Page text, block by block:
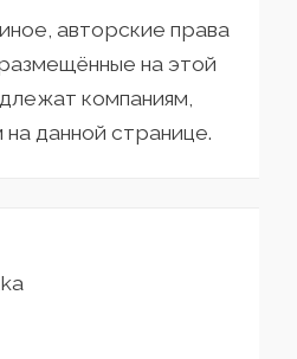
авторские права
на этой
компаниям,
данной странице.